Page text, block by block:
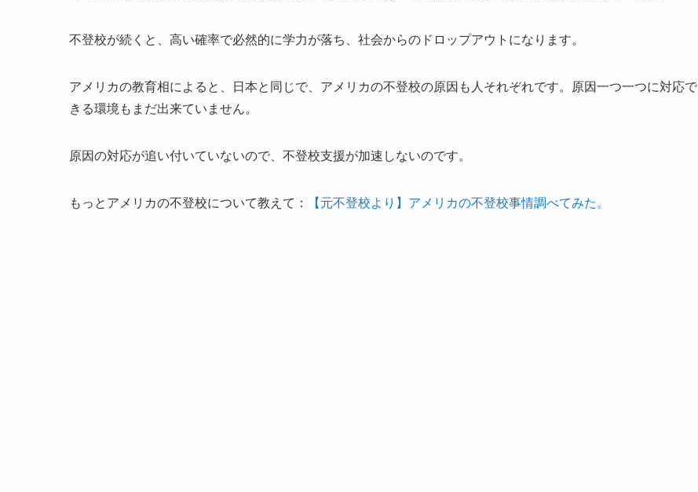
不登校が続くと、高い確率で必然的に学力が落ち、社会からのドロップアウトになります。
アメリカの教育相によると、日本と同じで、アメリカの不登校の原因も人それぞれです。原因一つ一つに対応で
きる環境もまだ出来ていません。
原因の対応が追い付いていないので、不登校支援が加速しないのです。
もっとアメリカの不登校について教えて： 【元不登校より】アメリカの不登校事情調べてみた。